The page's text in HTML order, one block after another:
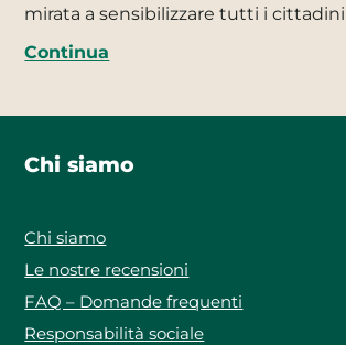
mirata a sensibilizzare tutti i
Continua
Chi siamo
Chi siamo
Le nostre recensioni
FAQ – Domande frequenti
Responsabilità sociale